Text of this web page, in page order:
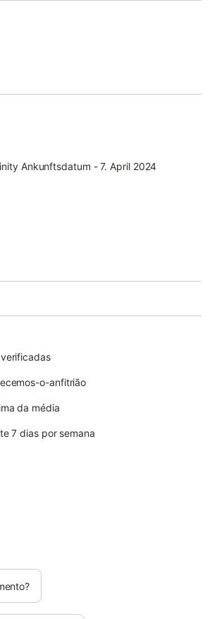
Ankunftsdatum - 7. April 2024
o-anfitrião
da média
7 dias por semana